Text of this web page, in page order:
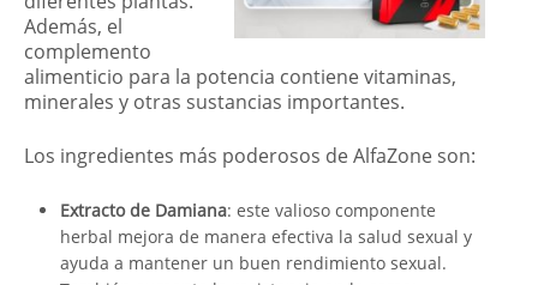
Además, el
complemento
alimenticio para la potencia contiene vitaminas,
minerales y otras sustancias importantes.
Los ingredientes más poderosos de AlfaZone son:
Extracto de Damiana: este valioso componente
herbal mejora de manera efectiva la salud sexual y
ayuda a mantener un buen rendimiento sexual.